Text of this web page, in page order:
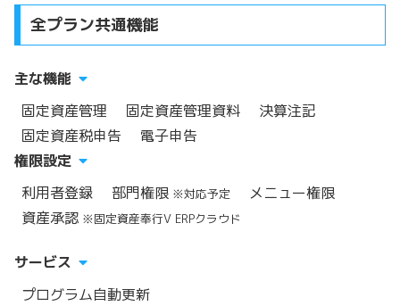
全プラン共通機能
主な機能
固定資産管理
固定資産管理資料
決算注記
固定資産税申告
電子申告
権限設定
利用者登録
部門権限 ※対応予定
メニュー権限
資産承認 ※固定資産奉行V ERPクラウド
サービス
プログラム自動更新